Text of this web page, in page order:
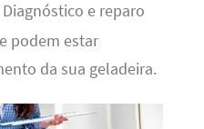
Diagnóstico e reparo
podem estar
da sua geladeira.